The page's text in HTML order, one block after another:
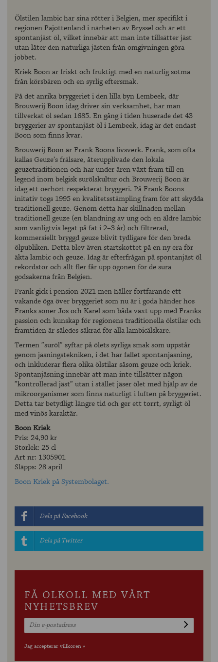
Ölstilen lambic har sina rötter i Belgien, mer specifikt i
regionen Pajottenland i närheten av Bryssel och är ett
spontanjäst öl, vilket innebär att man inte tillsätter jäst
utan låter den naturliga jästen från omgivningen göra
jobbet.
Kriek Boon är friskt och fruktigt med en naturlig sötma
från körsbären och en syrlig eftersmak.
På det anrika bryggeriet i den lilla byn Lembeek, där
Brouwerij Boon idag driver sin verksamhet, har man
tillverkat öl sedan 1685. En gång i tiden huserade det 43
bryggerier av spontanjäst öl i Lembeek, idag är det endast
Boon som finns kvar.
Brouwerij Boon är Frank Boons livsverk. Frank, som ofta
kallas Geuze’s frälsare, återupplivade den lokala
geuzetraditionen och har under åren växt fram till en
legend inom belgisk surölskultur och Brouwerij Boon är
idag ett oerhört respekterat bryggeri. På Frank Boons
initativ togs 1995 en kvalitetsstämpling fram för att skydda
traditionell geuze. Genom detta har skillnaden mellan
traditionell geuze (en blandning av ung och en äldre lambic
som vanligtvis legat på fat i 2–3 år) och filtrerad,
kommersiellt bryggd geuze blivit tydligare för den breda
ölpubliken. Detta blev även startskottet på en ny era för
äkta lambic och geuze. Idag är efterfrågan på spontanjäst öl
rekordstor och allt fler får upp ögonen för de sura
godsakerna från Belgien.
Frank gick i pension 2021 men håller fortfarande ett
vakande öga över bryggeriet som nu är i goda händer hos
Franks söner Jos och Karel som båda växt upp med Franks
passion och kunskap för regionens traditionella ölstilar och
framtiden är således säkrad för alla lambicälskare.
Termen ”suröl” syftar på ölets syrliga smak som uppstår
genom jäsningstekniken, i det här fallet spontanjäsning,
och inkluderar flera olika ölstilar såsom geuze och kriek.
Spontanjäsning innebär att man inte tillsätter någon
”kontrollerad jäst” utan i stället jäser ölet med hjälp av de
mikroorganismer som finns naturligt i luften på bryggeriet.
Detta tar betydligt längre tid och ger ett torrt, syrligt öl
med vinös karaktär.
Boon Kriek
Pris: 24,90 kr
Storlek: 25 cl
Art nr: 1305901
Släpps: 28 april
Boon Kriek på Systembolaget.
Dela på Facebook
Dela på Twitter
FÅ ÖLKOLL MED VÅRT
NYHETSBREV
Jag accepterar villkoren »